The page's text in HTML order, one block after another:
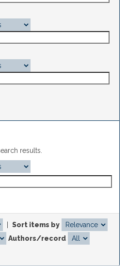
results.
Sort items by
Authors/record